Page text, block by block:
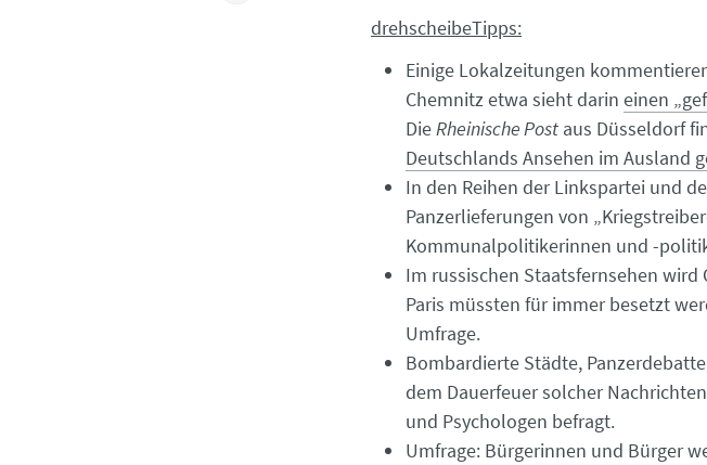
drehscheibeTipps:
Einige Lokalzeitungen
Chemnitz etwa sieht darin einen
DieRheinische Post aus Düsseldorf
Deutschlands Ansehen im Ausland
In den Reihen der Linkspartei und
Panzerlieferungen von
Kommunalpolitikerinnen und -
Im russischen Staatsfernsehen wird
Paris müssten für immer besetzt
Umfrage.
Bombardierte Städte,
dem Dauerfeuer solcher
und Psychologen befragt.
Umfrage: Bürgerinnen und Bürger